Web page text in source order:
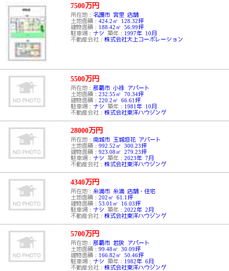
7500万円
所在地： 名護市 宮里 店舗
土地面積：424.2㎡ 128.32坪
建物面積： 188.42㎡ 56.99坪
駐車場： ナシ 築年： 1997年 10月
不動産会社：株式会社大上コーポレーション
5500万円
所在地：那覇市 小禄 アパート
土地面積：232.55㎡ 70.34坪
建物面積：220.2㎡ 66.61坪
駐車場： ナシ 築年： 1981年 10月
不動産会社：株式会社東洋ハウジング
28000万円
所在地： 南城市 玉城垣花 アパート
土地面積：992.52㎡ 300.23坪
建物面積：923.08㎡ 279.23坪
駐車場： ナシ 築年：2023年 7月
不動産会社：株式会社東洋ハウジング
4340万円
所在地：糸満市 糸満 店舗・住宅
土地面積：202㎡ 61.1坪
建物面積：53.01㎡ 16.03坪
駐車場： ナシ 築年：2022年 2月
不動産会社：株式会社東洋ハウジング
5700万円
所在地：那覇市 若狭 アパート
土地面積：99.48㎡ 30.09坪
建物面積： 166.82㎡ 50.46坪
駐車場： ナシ 築年： 1982年 6月
不動産会社：株式会社東洋ハウジング